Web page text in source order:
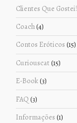
Clientes Que Gostei!
Coach(4)
Contos Eróticos (15)
Curiouscat (15)
E-Book(3)
FAQ (3)
Informações (1)